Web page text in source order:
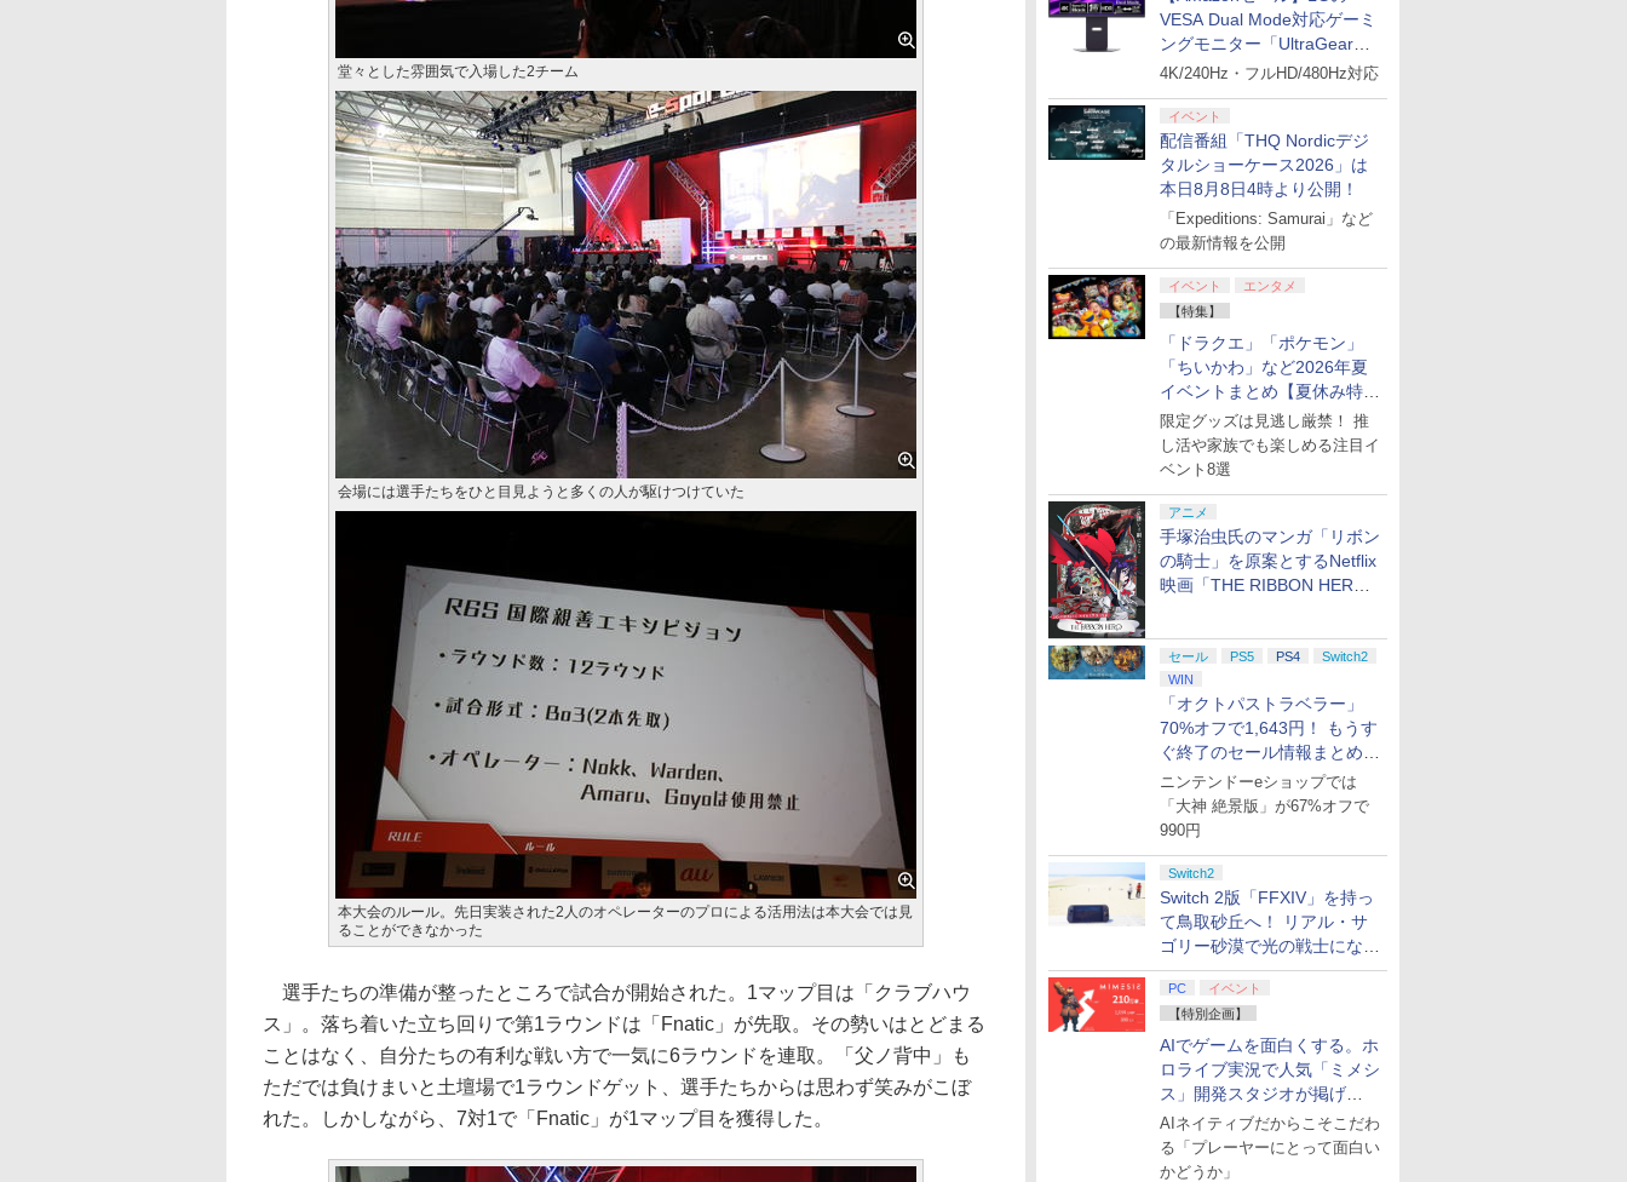
VESA Dual Mode対応ゲーミ
ングモニター「UltraGear
27G850A-B」がお買い得！
4K/240Hz・フルHD/480Hz対応
イベント
配信番組「THQ Nordicデジ
タルショーケース2026」は
本日8月8日4時より公開！
「Expeditions: Samurai」など
の最新情報を公開
イベント
エンタメ
【特集】
「ドラクエ」「ポケモン」
「ちいかわ」など2026年夏
イベントまとめ【夏休み特
集】
限定グッズは見逃し厳禁！ 推
し活や家族でも楽しめる注目イ
ベント8選
アニメ
手塚治虫氏のマンガ「リボン
の騎士」を原案とするNetflix
映画「THE RIBBON HERO
セール PS5 PS4
Switch2
WIN
「オクトパストラベラー」
70%オフで1,643円！ もうす
ぐ終了のセール情報まとめ
【8月8日更新】
ニンテンドーeショップでは
「大神 絶景版」が67%オフで
990円
Switch2
Switch 2版「FFXIV」を持っ
て鳥取砂丘へ！ リアル・サ
ゴリー砂漠で光の戦士になっ
てみた
PC
イベント
【特別企画】
AIでゲームを面白くする。ホ
ロライブ実況で人気「ミメシ
ス」開発スタジオが掲げ
る“AI活用の信念”とは？【講
演レポート】
AIネイティブだからこそこだわ
る「プレーヤーにとって面白い
かどうか」
堂々とした雰囲気で入場した2チーム
会場には選手たちをひと目見ようと多くの人が駆けつけていた
本大会のルール。先日実装された2人のオペレーターのプロによる活用法は本大会では見
ることができなかった
選手たちの準備が整ったところで試合が開始された。1マップ目は「クラブハウ
ス」。落ち着いた立ち回りで第1ラウンドは「Fnatic」が先取。その勢いはとどまる
ことはなく、自分たちの有利な戦い方で一気に6ラウンドを連取。「父ノ背中」も
ただでは負けまいと土壇場で1ラウンドゲット、選手たちからは思わず笑みがこぼ
れた。しかしながら、7対1で「Fnatic」が1マップ目を獲得した。